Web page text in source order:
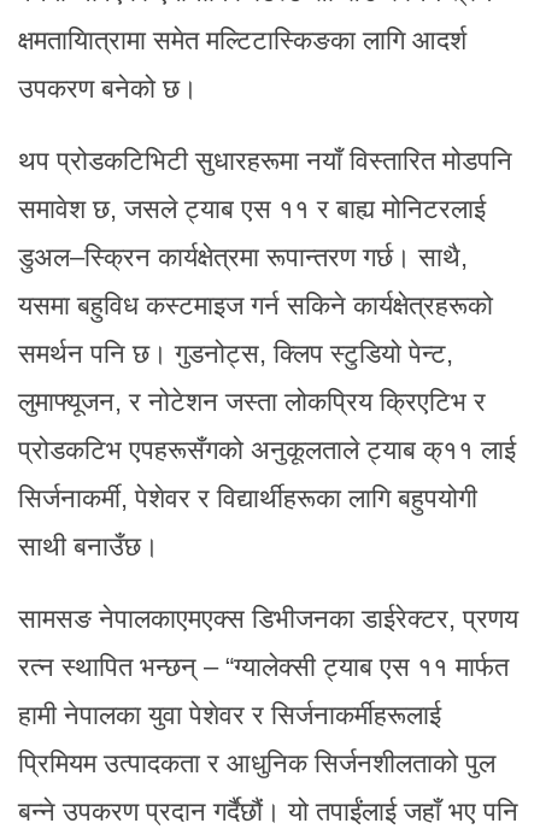
क्षमतायिात्रामा समेत मल्टिटास्किङका लागि आदर्श
उपकरण बनेको छ।
थप प्रोडकटिभिटी सुधारहरूमा नयाँ विस्तारित मोडपनि
समावेश छ, जसले ट्याब एस ११ र बाह्य मोनिटरलाई
डुअल–स्क्रिन कार्यक्षेत्रमा रूपान्तरण गर्छ। साथै,
यसमा बहुविध कस्टमाइज गर्न सकिने कार्यक्षेत्रहरूको
समर्थन पनि छ। गुडनोट्स, क्लिप स्टुडियो पेन्ट,
लुमाफ्यूजन, र नोटेशन जस्ता लोकप्रिय क्रिएटिभ र
प्रोडकटिभ एपहरूसँगको अनुकूलताले ट्याब क्११ लाई
सिर्जनाकर्मी, पेशेवर र विद्यार्थीहरूका लागि बहुपयोगी
साथी बनाउँछ।
सामसङ नेपालकाएमएक्स डिभीजनका डाईरेक्टर, प्रणय
रत्न स्थापित भन्छन् – “ग्यालेक्सी ट्याब एस ११ मार्फत
हामी नेपालका युवा पेशेवर र सिर्जनाकर्मीहरूलाई
प्रिमियम उत्पादकता र आधुनिक सिर्जनशीलताको पुल
बन्ने उपकरण प्रदान गर्दैछौं। यो तपाईंलाई जहाँ भए पनि